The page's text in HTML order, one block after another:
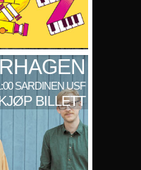
SARDINEN USF
BILLETT